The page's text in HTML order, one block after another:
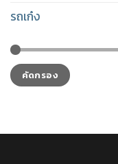
รถเก๋ง
ราคา
ต่ำ
สุด
ราคา
สูงสุดคัดกรอง